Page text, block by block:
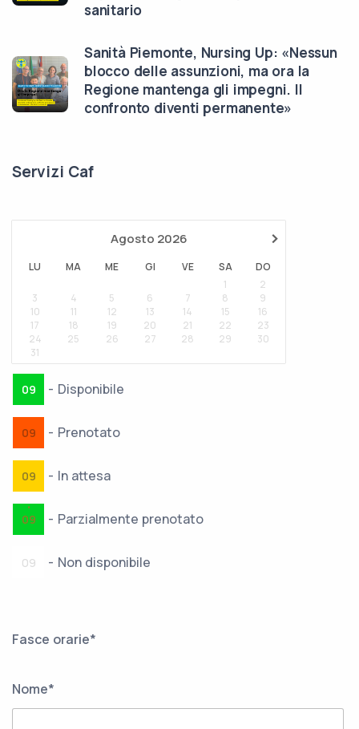
sanitario
Sanità Piemonte, Nursing Up: «Nessun
blocco delle assunzioni, ma ora la
Regione mantenga gli impegni. Il
confronto diventi permanente»
Servizi Caf
›
Agosto 2026
LU MA ME GI VE SA
DO
1
2
3
4 5 6 7 8
9
10
11 12 13 14 15
16
17
18 19 20 21 22
23
24
25 26 27 28 29
30
31
09 - Disponibile
09 - Prenotato
09 - In attesa
·
09 - Parzialmente prenotato
09 - Non disponibile
Fasce orarie*
Nome*